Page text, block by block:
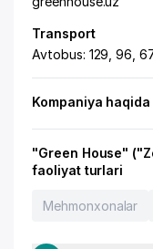
Transport
Avtobus: 129, 96,
Kompaniya haqida
"Green House"
faoliyat turlari
Mehmonxonalar